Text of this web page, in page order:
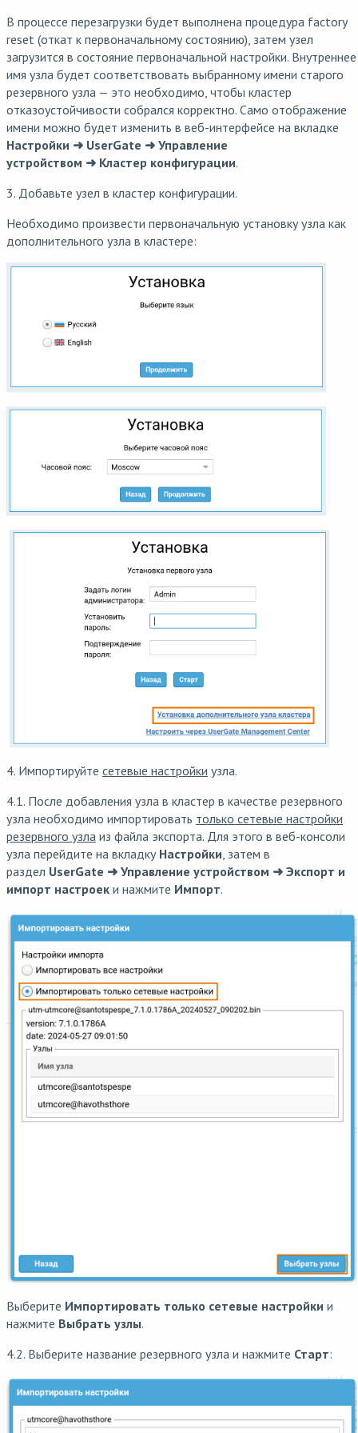
В процессе перезагрузки будет выполнена процедура factory
reset (откат к первоначальному состоянию), затем узел
загрузится в состояние первоначальной настройки. Внутреннее
имя узла будет соответствовать выбранному имени старого
резервного узла — это необходимо, чтобы кластер
отказоустойчивости собрался корректно. Само отображение
имени можно будет изменить в веб-интерфейсе на вкладке
Настройки ➜ UserGate ➜ Управление
устройством ➜ Кластер конфигурации.
3. Добавьте узел в кластер конфигурации.
Необходимо произвести первоначальную установку узла как
дополнительного узла в кластере:
4. Импортируйте сетевые настройки узла.
4.1. После добавления узла в кластер в качестве резервного
узла необходимо импортировать только сетевые настройки
резервного узла из файла экспорта. Для этого в веб-консоли
узла перейдите на вкладку Настройки , затем в
раздел UserGate ➜ Управление устройством ➜ Экспорт и
импорт настроек и нажмите Импорт.
Выберите Импортировать только сетевые настройки и
нажмите Выбрать узлы.
4.2. Выберите название резервного узла и нажмите Старт: